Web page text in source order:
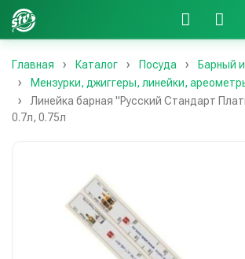
Главная Каталог Посуда
Барный
Мензурки, джиггеры, линейки,
Линейка барная "Русский Стандарт
0.7л, 0.75л